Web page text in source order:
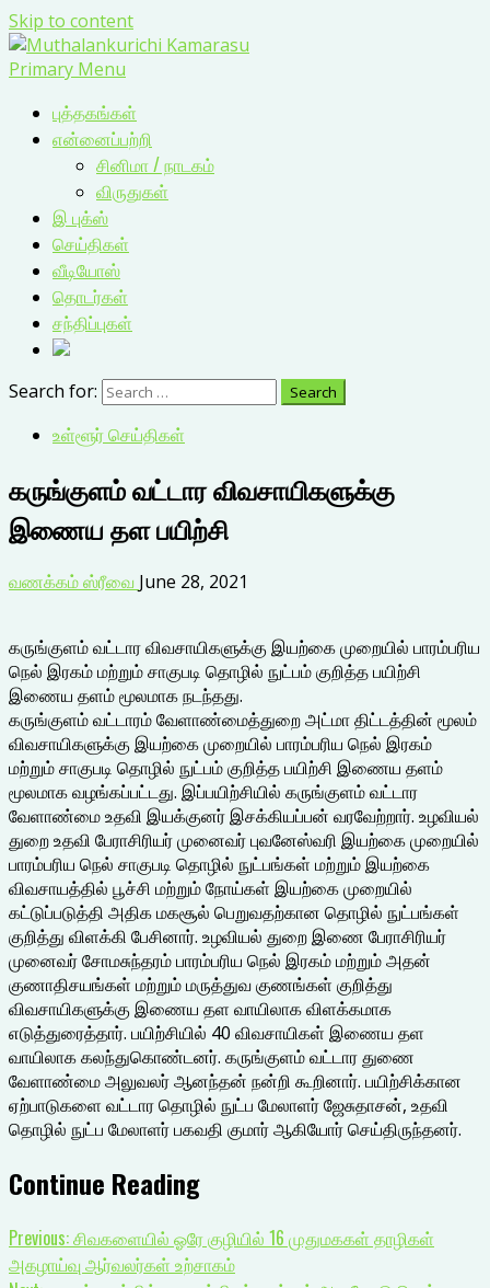
Skip to content
Primary Menu
புத்தகங்கள்
என்னைப்பற்றி
சினிமா / நாடகம்
விருதுகள்
இ புக்ஸ்
செய்திகள்
வீடியோஸ்
தொடர்கள்
சந்திப்புகள்
Search for:
உள்ளூர் செய்திகள்
கருங்குளம் வட்டார விவசாயிகளுக்கு
இணைய தள பயிற்சி
வணக்கம் ஸ்ரீவை June 28, 2021
கருங்குளம் வட்டார விவசாயிகளுக்கு இயற்கை முறையில் பாரம்பரிய
நெல் இரகம் மற்றும் சாகுபடி தொழில் நுட்பம் குறித்த பயிற்சி
இணைய தளம் மூலமாக நடந்தது.
கருங்குளம் வட்டாரம் வேளாண்மைத்துறை அட்மா திட்டத்தின் மூலம்
விவசாயிகளுக்கு இயற்கை முறையில் பாரம்பரிய நெல் இரகம்
மற்றும் சாகுபடி தொழில் நுட்பம் குறித்த பயிற்சி இணைய தளம்
மூலமாக வழங்கப்பட்டது. இப்பயிற்சியில் கருங்குளம் வட்டார
வேளாண்மை உதவி இயக்குனர் இசக்கியப்பன் வரவேற்றார். உழவியல்
துறை உதவி பேராசிரியர் முனைவர் புவனேஸ்வரி இயற்கை முறையில்
பாரம்பரிய நெல் சாகுபடி தொழில் நுட்பங்கள் மற்றும் இயற்கை
விவசாயத்தில் பூச்சி மற்றும் நோய்கள் இயற்கை முறையில்
கட்டுப்படுத்தி அதிக மகசூல் பெறுவதற்கான தொழில் நுட்பங்கள்
குறித்து விளக்கி பேசினார். உழவியல் துறை இணை பேராசிரியர்
முனைவர் சோமசுந்தரம் பாரம்பரிய நெல் இரகம் மற்றும் அதன்
குணாதிசயங்கள் மற்றும் மருத்துவ குணங்கள் குறித்து
விவசாயிகளுக்கு இணைய தள வாயிலாக விளக்கமாக
எடுத்துரைத்தார். பயிற்சியில் 40 விவசாயிகள் இணைய தள
வாயிலாக கலந்துகொண்டனர். கருங்குளம் வட்டார துணை
வேளாண்மை அலுவலர் ஆனந்தன் நன்றி கூறினார். பயிற்சிக்கான
ஏற்பாடுகளை வட்டார தொழில் நுட்ப மேலாளர் ஜேசுதாசன், உதவி
தொழில் நுட்ப மேலாளர் பகவதி குமார் ஆகியோர் செய்திருந்தனர்.
Continue Reading
Previous:சிவகளையில் ஓரே குழியில் 16 முதுமககள் தாழிகள்
அகழாய்வு ஆர்வலர்கள் உற்சாகம்